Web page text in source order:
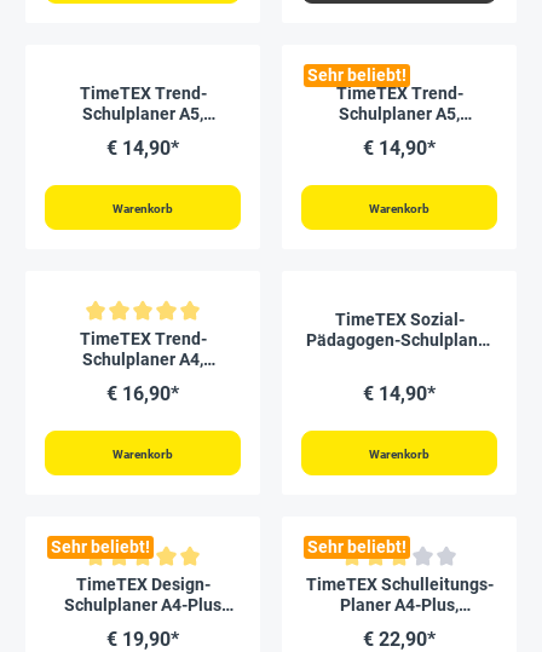
TimeTEX Trend-
Schulplaner A5,
€ 14,90*
Warenkorb
Sehr beliebt!
TimeTEX Trend-
Schulplaner A5,
€ 14,90*
Warenkorb
Durchschnittliche Bewertung von 5 von 5 Sternen
TimeTEX Trend-
Schulplaner A4,
€ 16,90*
Warenkorb
TimeTEX Sozial-
Pädagogen-Schulplaner
€ 14,90*
Warenkorb
Sehr beliebt!
Durchschnittliche Bewertung von 5 von 5 Sternen
TimeTEX Design-
Schulplaner A4-Plus
€ 19,90*
Sehr beliebt!
Durchschnittliche Bewertung
TimeTEX Schulleitungs-
Planer A4-Plus,
€ 22,90*